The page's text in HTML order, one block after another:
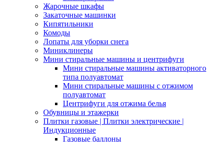
Жарочные шкафы
Закаточные машинки
Кипятильники
Комоды
Лопаты для уборки снега
Миниклинеры
Мини стиральные машины и центрифуги
Мини стиральные машины активаторного
типа полуавтомат
Мини стиральные машины с отжимом
полуавтомат
Центрифуги для отжима белья
Обувницы и этажерки
Плитки газовые | Плитки электрические |
Индукционные
Газовые баллоны